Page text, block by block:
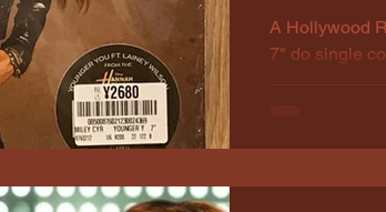
A Hollywood
7" do single
Wilson do